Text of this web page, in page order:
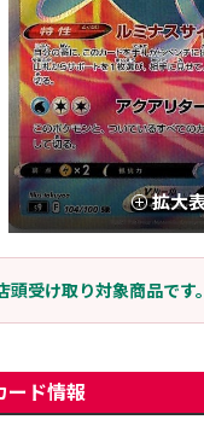
拡大
頭受け取り対象商品です。
ード情報